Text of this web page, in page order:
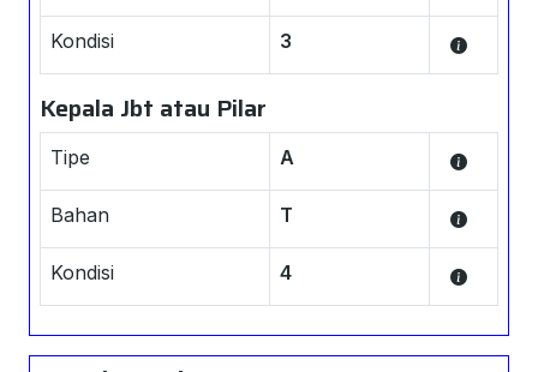
Kondisi 3
Kepala Jbt atau Pilar
Tipe A
Bahan T
Kondisi 4